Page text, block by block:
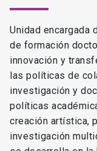
Unidad encargada
de formación
innovación y
las políticas de
investigación y
políticas
creación artística,
investigación